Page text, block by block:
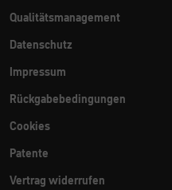
Qualitätsmanagement
Datenschutz
Impressum
Rückgabebedingungen
Cookies
Patente
Vertrag widerrufen